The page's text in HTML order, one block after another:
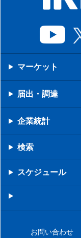
マーケット
届出・調達
企業統計
検索
スケジュール
お問い合わせ